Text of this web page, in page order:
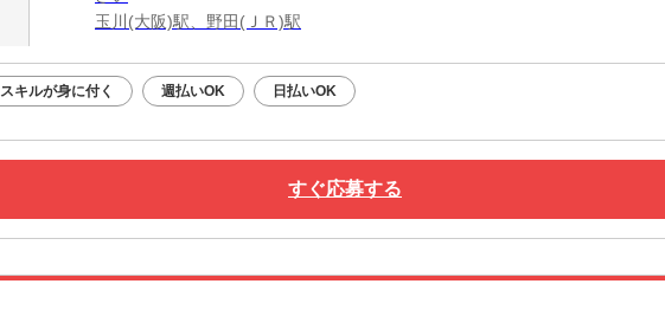
玉川(大阪)駅、野田(ＪＲ)駅
スキルが身に付く 週払いOK 日払いOK
すぐ応募する